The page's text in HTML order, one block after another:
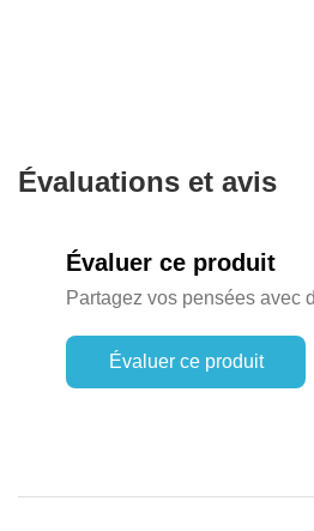
Évaluations et avis
Évaluer ce produit
Partagez vos pensées avec
Évaluer ce produit